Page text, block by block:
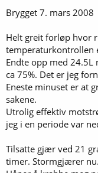
Brygget 7. mars 2008
Helt greit forløp hvor
temperaturkontrollen
Endte opp med 24.5L
ca 75%. Det er jeg
Eneste minuset er at
sakene.
Utrolig effektiv
jeg i en periode var
Tilsatte gjær ved 21
timer. Stormgjærer nu.